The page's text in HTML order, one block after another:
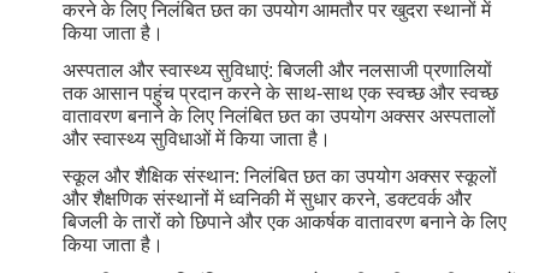
करने के लिए निलंबित छत का उपयोग आमतौर पर खुदरा स्थानों में
किया जाता है।
अस्पताल और स्वास्थ्य सुविधाएं: बिजली और नलसाजी प्रणालियों
तक आसान पहुंच प्रदान करने के साथ-साथ एक स्वच्छ और स्वच्छ
वातावरण बनाने के लिए निलंबित छत का उपयोग अक्सर अस्पतालों
और स्वास्थ्य सुविधाओं में किया जाता है।
स्कूल और शैक्षिक संस्थान: निलंबित छत का उपयोग अक्सर स्कूलों
और शैक्षणिक संस्थानों में ध्वनिकी में सुधार करने, डक्टवर्क और
बिजली के तारों को छिपाने और एक आकर्षक वातावरण बनाने के लिए
किया जाता है।